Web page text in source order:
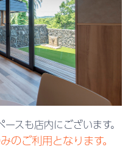
スも店内にございます。
のご利用となります。